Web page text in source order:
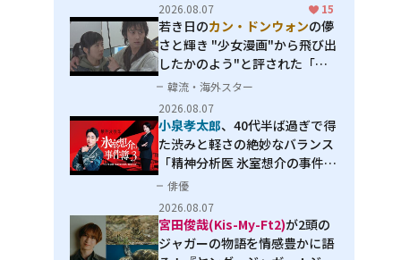
2026.08.07
15
若き日のカン・ドンウォンの儚
さと輝き "少女漫画"から飛び出
したかのよう"と評された「オ
オカミの誘惑」
韓流・海外スター
2026.08.07
小泉孝太郎、40代半ば過ぎで得
た渋みと軽さの絶妙なバランス
「精神分析医 氷室想介の事件簿
３」で見せる進化
俳優
2026.08.07
宮田俊哉(Kis-My-Ft2)が2頭の
ジャガーの物語を情感豊かに語